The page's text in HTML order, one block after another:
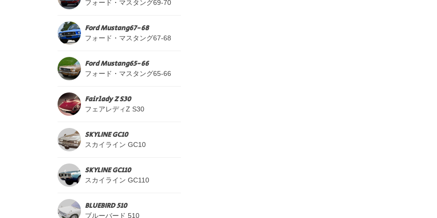
フォード・マスタング69-70
Ford Mustang67-68
フォード・マスタング67-68
Ford Mustang65-66
フォード・マスタング65-66
Fairlady Z S30
フェアレディZ S30
SKYLINE GC10
スカイライン GC10
SKYLINE GC110
スカイライン GC110
BLUEBIRD 510
ブルーバード 510